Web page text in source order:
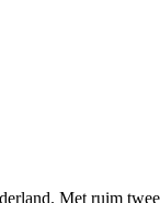
Met ruim